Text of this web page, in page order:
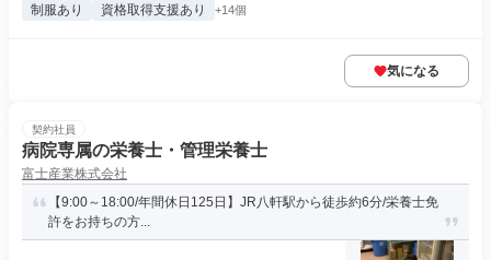
制服あり 資格取得支援あり +14個
気になる
契約社員
病院専属の栄養士・管理栄養士
富士産業株式会社
【9:00～18:00/年間休日125日】JR八軒駅から徒歩約6分/栄養士免
許をお持ちの方...